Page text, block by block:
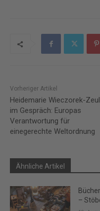
Vorheriger Artikel
Heidemarie Wieczorek-Zeul
im Gespräch: Europas
Verantwortung für
einegerechte Weltordnung
Ähnliche Artikel
–